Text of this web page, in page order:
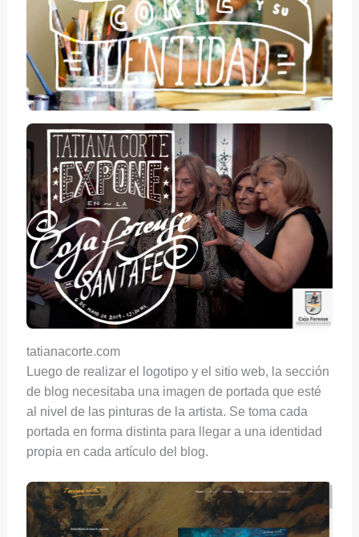
tatianacorte.com
Luego de realizar el logotipo y el sitio web, la sección
de blog necesitaba una imagen de portada que esté
al nivel de las pinturas de la artista. Se toma cada
portada en forma distinta para llegar a una identidad
propia en cada artículo del blog.